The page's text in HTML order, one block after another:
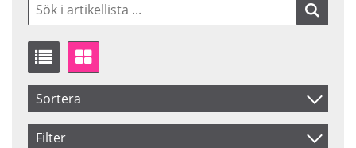
Sortera
Artikelkod
Filter